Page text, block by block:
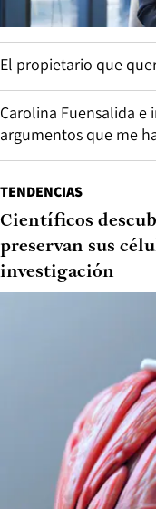
El propietario que
Carolina Fuensalida e
argumentos que me
TENDENCIAS
Científicos
preservan sus
investigación